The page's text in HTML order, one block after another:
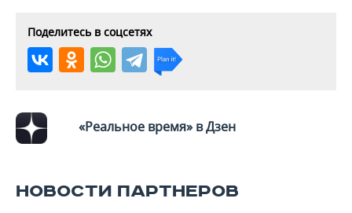
Поделитесь в соцсетях
«Реальное время» в Дзен
НОВОСТИ ПАРТНЕРОВ